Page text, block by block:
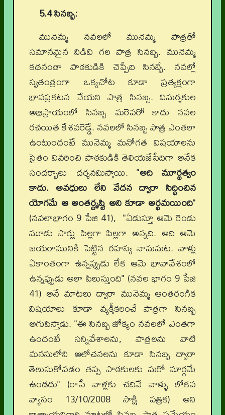
5.4 సినబ్బ:
మునెమ్మ నవలలో మునెమ్మ పాత్రతో
సమానమైన నిడివి గల పాత్ర సినబ్బ. మునెమ్మ
కథనంతా పాఠకుడికి చెప్పేది సినబ్బే. నవల్లో
స్వతంత్రంగా ఒక్కచోట కూడా ప్రత్యక్షంగా
భావప్రకటన చేయని పాత్ర సినబ్బ. విమర్శకుల
అభిప్రాయంలో సినబ్బ మరెవరో కాదు నవల
రచయిత కేశవరెడ్డే. నవలలో సినబ్బ పాత్ర ఎంతలా
ఉంటుందంటే మునెమ్మ మనోగత విషయాలను
సైతం వివరించి పాఠకుడికి తెలియజేసేదిగా అనేక
సందర్భాలు దర్శనమిస్తాయి. "అది మూర్ఖత్వం
కాదు. అవధులు లేని వేదన ద్వారా సిద్ధించిన
యోగమే ఆ అంతర్దృష్టి అని కూడా అర్థమయింది"
(నవలాభాగం 9 పేజి 41), "ఏడుస్తూ ఆమె రెండు
మూడు సార్లు పిల్లగా పిల్లగా అన్నది. అది ఆమె
జయరామునికి పెట్టిన రహస్య నామమట. వాళ్లు
ఏకాంతంగా ఉన్నప్పుడు లేక ఆమె భావావేశంలో
ఉన్నప్పుడు అలా పిలుస్తుంది" (నవల భాగం 9 పేజి
41) అనే మాటలు ద్వారా మునెమ్మ ఆంతరంగిక
విషయాలు కూడా వ్యక్తీకరించే పాత్రగా సినబ్బ
అగుపిస్తాడు. "ఈ సినబ్బ జోక్యం నవలలో ఎంతగా
ఉందంటే సన్నివేశాలను, పాత్రలను వాటి
మనసులోని ఆలోచనలను కూడా సినబ్బ ద్వారా
తెలుసుకోవడం తప్ప పాఠకులకు మరో మార్గమే
ఉండదు" (రాసే వాళ్లకు చదివే వాళ్ళు లోకవ
వ్యాసం 13/10/2008 సాక్షి పత్రిక) అని